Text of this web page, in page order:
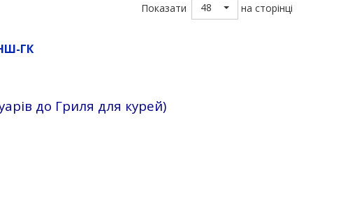
Показати 48 на сторінці
ГК
до Гриля для курей)